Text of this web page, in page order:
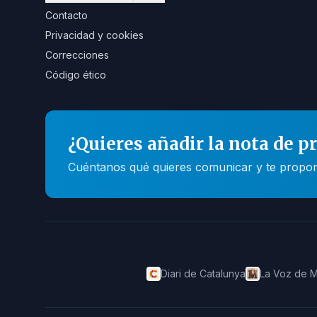
Contacto
Privacidad y cookies
Correcciones
Código ético
¿Quieres añadir la nota de
Cuéntanos qué quieres comunicar y te
Diari de Catalunya La Voz de